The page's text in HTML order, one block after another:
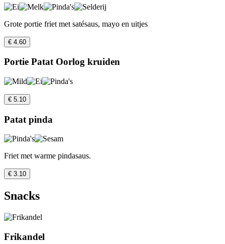
Grote portie friet met satésaus, mayo en uitjes
€ 4.60
Portie Patat Oorlog kruiden
€ 5.10
Patat pinda
Friet met warme pindasaus.
€ 3.10
Snacks
Frikandel